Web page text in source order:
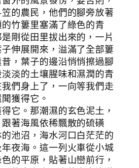
的農民，他們的腳旁放著
竹簍里塞滿了綠色的青
剛從田里拔出來的，一片
伸展開來，溢滿了全部簍
，葉子的邊沿悄悄擦過腳
淡的土壤腥味和濕潤的青
們身上了，一向等我們走
獲得它。
它。那潮濕的玄色泥土，
著海風依稀飄散的硫磺
池沼，海水河口白茫茫的
夜海。這一列火車從小城
的平原，貼著山巒前行，